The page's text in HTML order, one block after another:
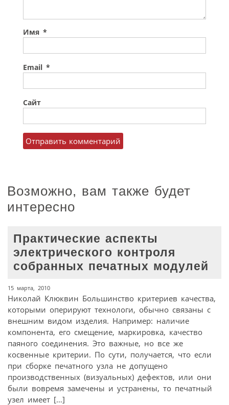
Имя *
Email *
Сайт
Возможно, вам также будет
интересно
Практические аспекты
электрического контроля
собранных печатных модулей
15 марта, 2010
Николай Клюквин Большинство критериев качества,
которыми оперируют технологи, обычно связаны с
внешним видом изделия. Например: наличие
компонента, его смещение, маркировка, качество
паяного соединения. Это важные, но все же
косвенные критерии. По сути, получается, что если
при сборке печатного узла не допущено
производственных (визуальных) дефектов, или они
были вовремя замечены и устранены, то печатный
узел имеет […]